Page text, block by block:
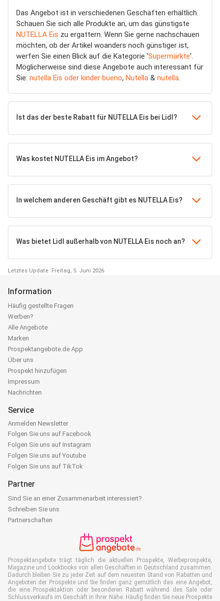
Das Angebot ist in verschiedenen Geschäften erhältlich.
Schauen Sie sich alle Produkte an, um das günstigste
NUTELLA Eis zu ergattern. Wenn Sie gerne nachschauen
möchten, ob der Artikel woanders noch günstiger ist,
werfen Sie einen Blick auf die Kategorie 'Supermärkte'.
Möglicherweise sind diese Angebote auch interessant für
Sie: nutella Eis oder kinder bueno, Nutella & nutella.
Ist das der beste Rabatt für NUTELLA Eis bei Lidl?
Was kostet NUTELLA Eis im Angebot?
In welchem anderen Geschäft gibt es NUTELLA Eis?
Was bietet Lidl außerhalb von NUTELLA Eis noch an?
Letztes Update: Freitag, 5. Juni 2026
Information
Häufig gestellte Fragen
Werben?
Alle Angebote
Marken
Prospektangebote.de App
Über uns
Prospekt hinzufügen
Impressum
Nachrichten
Service
Anmelden Newsletter
Folgen Sie uns auf Facebook
Folgen Sie uns auf Instagram
Folgen Sie uns auf Youtube
Folgen Sie uns auf TikTok
Partner
Sind Sie an einer Zusammenarbeit interessiert?
Schreiben Sie uns
Partnerschaften
Prospektangebote trägt täglich die aktuellen Prospekte, Werbeprospekte,
Magazine und Lookbooks von allen Geschäften in Deutschland zusammen.
Dadurch bleiben Sie zu jeder Zeit auf dem neuesten Stand von Rabatten und
Angeboten der Prospekte und Sie finden ganz gemütlich das eine Angebot,
die eine Prospektaktion oder besonderen Rabatt während des Sale oder
Schlussverkaufs im Geschäft in Ihrer Nähe. Häufig finden Sie neue Prospekte